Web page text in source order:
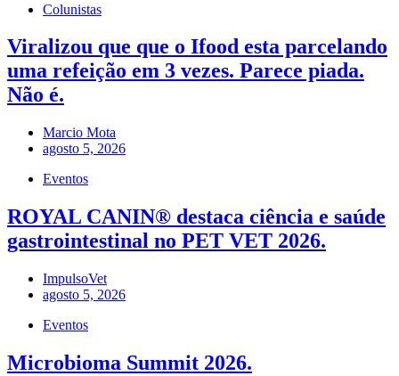
Colunistas
Viralizou que que o Ifood esta parcelando
uma refeição em 3 vezes. Parece piada.
Não é.
Marcio Mota
agosto 5, 2026
Eventos
ROYAL CANIN® destaca ciência e saúde
gastrointestinal no PET VET 2026.
ImpulsoVet
agosto 5, 2026
Eventos
Microbioma Summit 2026.